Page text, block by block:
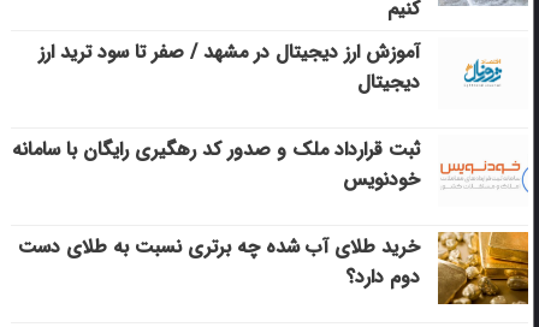
کنیم
آموزش ارز دیجیتال در مشهد / صفر تا سود ترید ارز
دیجیتال
ثبت قرارداد ملک و صدور کد رهگیری رایگان با سامانه
خودنویس
خرید طلای آب شده چه برتری نسبت به طلای دست
دوم دارد؟